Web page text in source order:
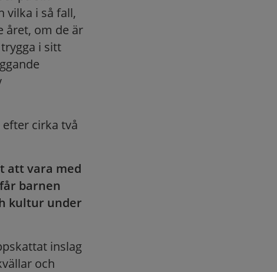
vilka i så fall,
året, om de är
i sitt
cirka två
att vara med
barnen
kultur under
inslag
och